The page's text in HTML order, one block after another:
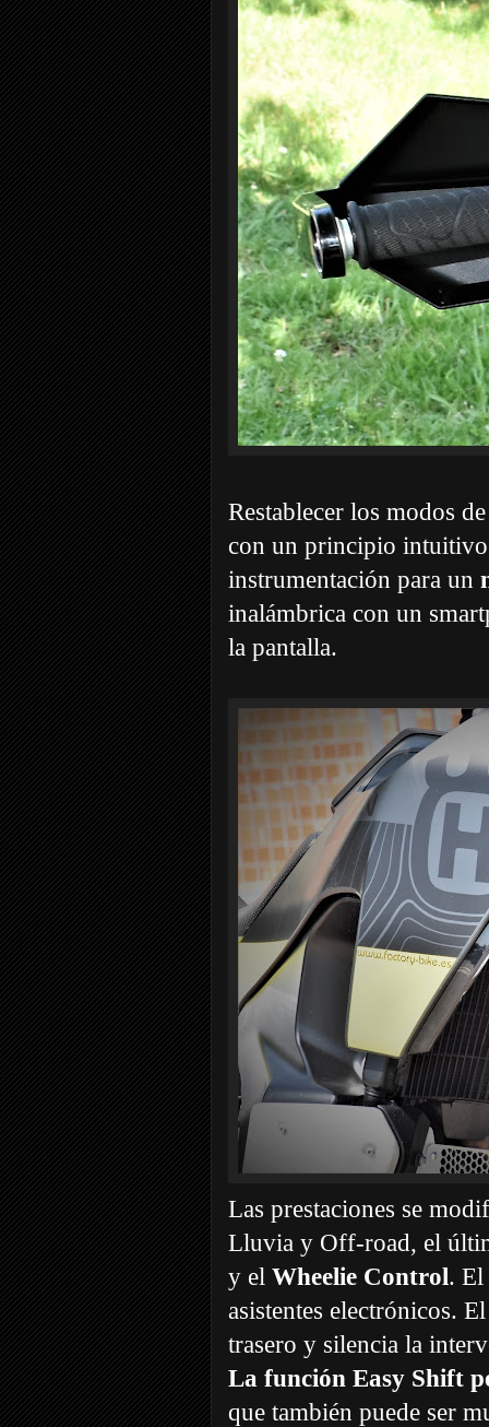
Restablecer los modos
con un principio
instrumentación para un
inalámbrica con un
la pantalla.
Las prestaciones se
Lluvia y Off-road, el
y el Wheelie Control. El
asistentes electrónicos.
trasero y silencia la
La función Easy Shift
que también puede ser